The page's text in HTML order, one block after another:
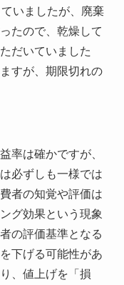
いましたが、廃棄
たので、乾燥して
だいていました
すが、期限切れの
率は確かですが、
必ずしも一様では
者の知覚や評価は
グ効果という現象
の評価基準となる
下げる可能性があ
、値上げを「損